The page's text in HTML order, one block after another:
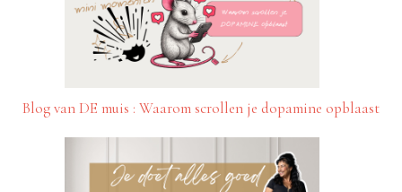
Blog van DE muis : Waarom scrollen je dopamine opblaast